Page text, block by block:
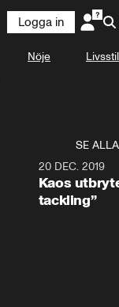
Logga in
Nöje Livsstil
SE ALLA
20 DEC. 2019
Kaos
tackling”